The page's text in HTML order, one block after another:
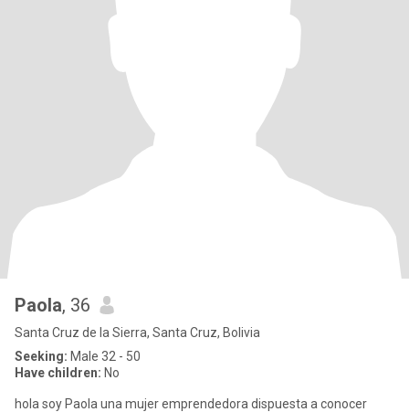
Paola, 36
Santa Cruz de la Sierra, Santa Cruz, Bolivia
Seeking: Male 32 - 50
Have children: No
hola soy Paola una mujer emprendedora dispuesta a conocer